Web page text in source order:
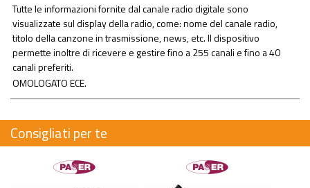
Tutte le informazioni fornite dal canale radio digitale sono
visualizzate sul display della radio, come: nome del canale radio,
titolo della canzone in trasmissione, news, etc. Il dispositivo
permette inoltre di ricevere e gestire fino a 255 canali e fino a 40
canali preferiti.
OMOLOGATO ECE.
Consigliati per te